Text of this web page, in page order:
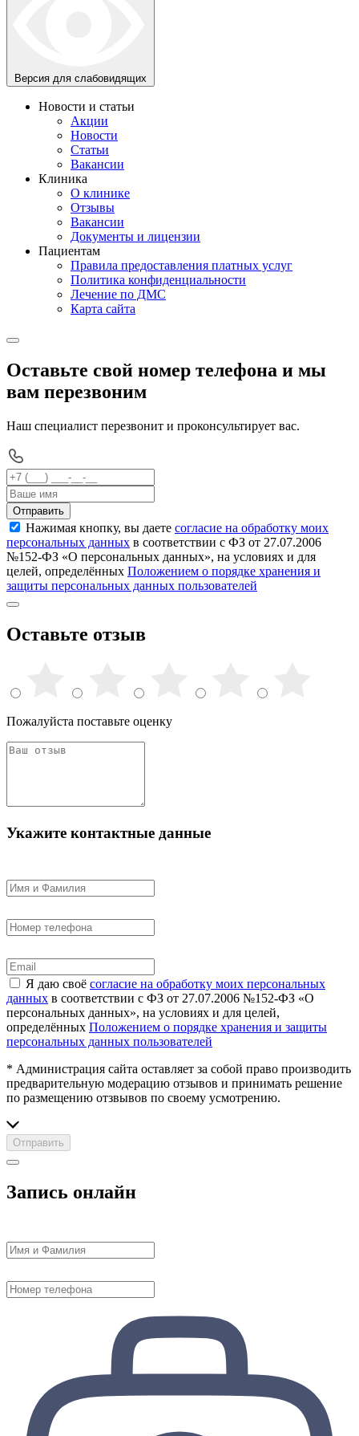
Версия для слабовидящих
Новости и статьи
Акции
Новости
Статьи
Вакансии
Клиника
О клинике
Отзывы
Вакансии
Документы и лицензии
Пациентам
Правила предоставления платных услуг
Политика конфиденциальности
Лечение по ДМС
Карта сайта
Оставьте свой номер телефона и мы
вам перезвоним
Наш специалист перезвонит и проконсультирует вас.
Отправить
Нажимая кнопку, вы даете согласие на обработку моих
персональных данных в соответствии с ФЗ от 27.07.2006
№152-ФЗ «О персональных данных», на условиях и для
целей, определённых Положением о порядке хранения и
защиты персональных данных пользователей
Оставьте отзыв
Пожалуйста поставьте оценку
Укажите контактные данные
Я даю своё согласие на обработку моих персональных
данных в соответствии с ФЗ от 27.07.2006 №152-ФЗ «О
персональных данных», на условиях и для целей,
определённых Положением о порядке хранения и защиты
персональных данных пользователей
* Администрация сайта оставляет за собой право производить
предварительную модерацию отзывов и принимать решение
по размещению отзвывов по своему усмотрению.
Отправить
Запись онлайн